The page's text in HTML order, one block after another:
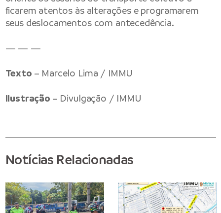
ficarem atentos às alterações e programarem
seus deslocamentos com antecedência.
— — —
Texto – Marcelo Lima / IMMU
Ilustração – Divulgação / IMMU
Notícias Relacionadas